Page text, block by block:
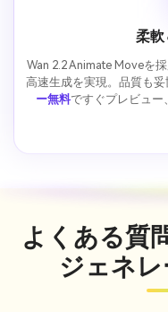
柔軟
Wan 2.2 Animate Moveを
高速生成を実現。品質も妥
ー無料ですぐプレビュー
よくある質
ジェネ